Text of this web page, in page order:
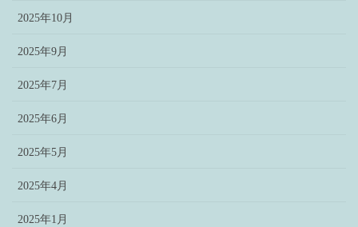
2025年10月
2025年9月
2025年7月
2025年6月
2025年5月
2025年4月
2025年1月